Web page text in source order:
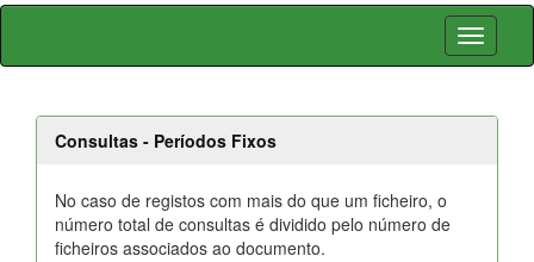
Skip
Consultas - Períodos Fixos
No caso de registos com mais do que um ficheiro, o
número total de consultas é dividido pelo número de
ficheiros associados ao documento.